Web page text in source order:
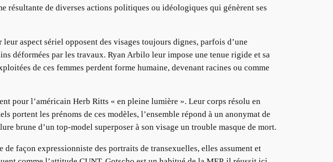
résultante de diverses actions politiques ou idéologiques qui génèrent ses
aspect sériel opposent des visages toujours dignes, parfois d’une
déformées par les travaux. Ryan Arbilo leur impose une tenue rigide et sa
de ces femmes perdent forme humaine, devenant racines ou comme
pour l’américain Herb Ritts « en pleine lumière ». Leur corps résolu en
portent les prénoms de ces modèles, l’ensemble répond à un anonymat de
brune d’un top-model superposer à son visage un trouble masque de mort.
façon expressionniste des portraits de transexuelles, elles assument et